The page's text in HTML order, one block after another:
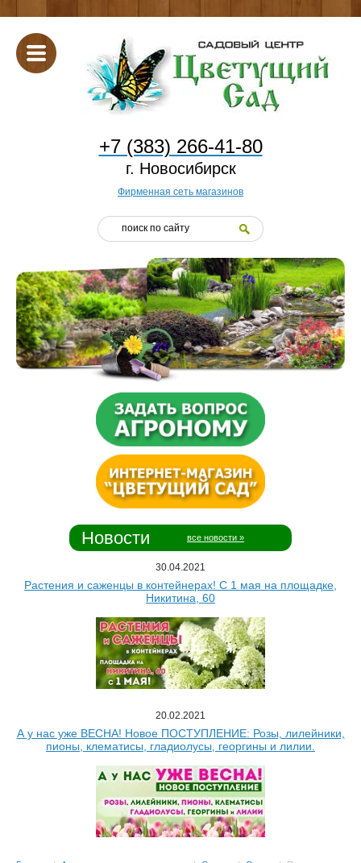
+7 (383) 266-41-80
г. Новосибирск
Фирменная сеть магазинов
Новости все новости »
30.04.2021
Растения и саженцы в контейнерах! С 1 мая на площадке,
Никитина, 60
20.02.2021
А у нас уже ВЕСНА! Новое ПОСТУПЛЕНИЕ: Розы, лилейники,
пионы, клематисы, гладиолусы, георгины и лилии.